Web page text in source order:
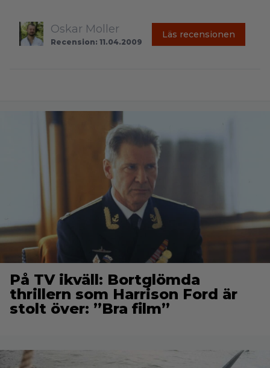
Oskar Moller
Recension: 11.04.2009
Läs recensionen
På TV ikväll: Bortglömda
thrillern som Harrison Ford är
stolt över: ”Bra film”